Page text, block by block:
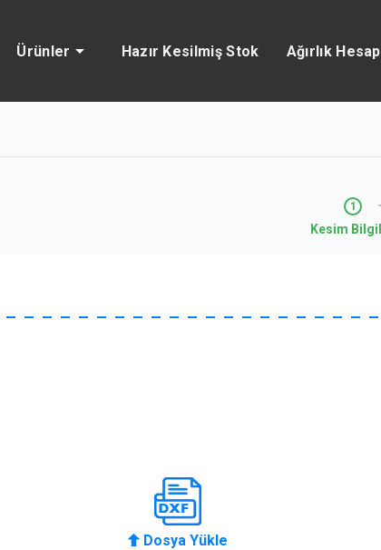
Ürünler Hazır Kesilmiş Stok Ağırlık
Kesim
Dosya Yükle